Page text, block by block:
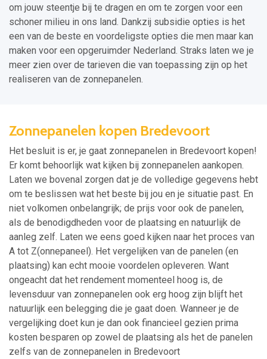
om jouw steentje bij te dragen en om te zorgen voor een
schoner milieu in ons land. Dankzij subsidie opties is het
een van de beste en voordeligste opties die men maar kan
maken voor een opgeruimder Nederland. Straks laten we je
meer zien over de tarieven die van toepassing zijn op het
realiseren van de zonnepanelen.
Zonnepanelen kopen Bredevoort
Het besluit is er, je gaat zonnepanelen in Bredevoort kopen!
Er komt behoorlijk wat kijken bij zonnepanelen aankopen.
Laten we bovenal zorgen dat je de volledige gegevens hebt
om te beslissen wat het beste bij jou en je situatie past. En
niet volkomen onbelangrijk; de prijs voor ook de panelen,
als de benodigdheden voor de plaatsing en natuurlijk de
aanleg zelf. Laten we eens goed kijken naar het proces van
A tot Z(onnepaneel). Het vergelijken van de panelen (en
plaatsing) kan echt mooie voordelen opleveren. Want
ongeacht dat het rendement momenteel hoog is, de
levensduur van zonnepanelen ook erg hoog zijn blijft het
natuurlijk een belegging die je gaat doen. Wanneer je de
vergelijking doet kun je dan ook financieel gezien prima
kosten besparen op zowel de plaatsing als het de panelen
zelfs van de zonnepanelen in Bredevoort